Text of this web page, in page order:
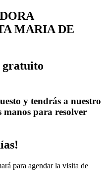
MARIA DE
gratuito
y tendrás a nuestro
manos para resolver
para agendar la visita de